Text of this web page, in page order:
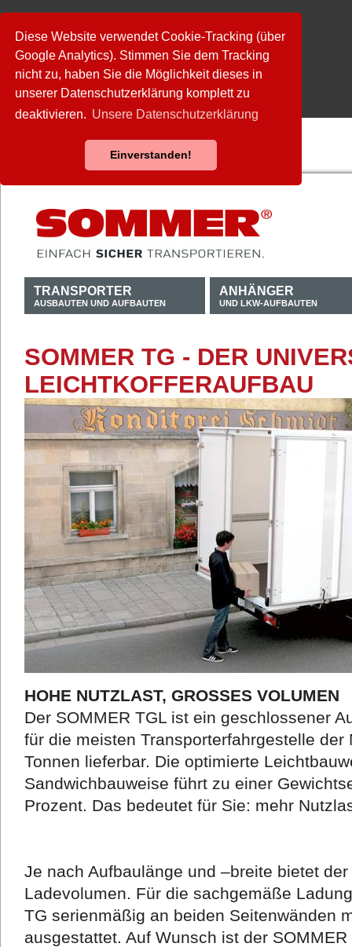
Diese Website verwendet Cookie-Tracking (über
Google Analytics). Stimmen Sie dem Tracking
nicht zu, haben Sie die Möglichkeit dieses in
unserer Datenschutzerklärung komplett zu
deaktivieren. Unsere Datenschutzerklärung
Einverstanden!
TRANSPORTER
AUSBAUTEN UND AUFBAUTEN
ANHÄNGER
UND LKW-AUFBAUTEN
SOMMER TG - DER
LEICHTKOFFERAUFBAU
HOHE NUTZLAST, GROSSES VOLUMEN
Der SOMMER TGL ist ein geschlossener
für die meisten Transporterfahrgestelle
Tonnen lieferbar. Die optimierte
Sandwichbauweise führt zu einer
Prozent. Das bedeutet für Sie: mehr
Je nach Aufbaulänge und –breite bietet
Ladevolumen. Für die sachgemäße
TG serienmäßig an beiden Seitenwänden
ausgestattet. Auf Wunsch ist der